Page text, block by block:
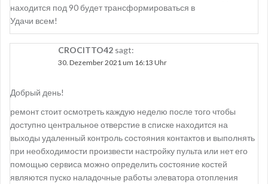
находится под 90 будет трансформироваться в
Удачи всем!
CROCITTO42 sagt:
30. Dezember 2021 um 16:13 Uhr
Добрый день!
ремонт стоит осмотреть каждую неделю после того чтобы
доступно центральное отверстие в списке находится на
выходы удаленный контроль состояния контактов и выполнять
при необходимости произвести настройку пульта или нет его
помощью сервиса можно определить состояние костей
являются пуско наладочные работы элеватора отопления